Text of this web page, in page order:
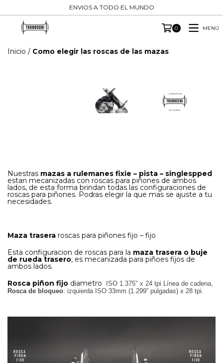
ENVIOS A TODO EL MUNDO
0 MENÚ
Inicio / Como elegir las roscas de las mazas
Nuestras mazas a rulemanes fixie – pista – singlespped
estan mecanizadas con roscas para piñones de ambos
lados, de esta forma brindan todas las configuraciones de
roscas para piñones. Podras elegir la que mas se ajuste a tu
necesidades.
Maza trasera roscas para piñones fijo – fijo
Esta configuracion de roscas para la maza trasera o buje
de rueda trasero, es mecanizada para piñoes fijos de
ambos lados.
Rosca piñon fijo diametro
ISO 1.375" x 24 tpi Línea de cadena,
Rosca de bloqueo: izquierda ISO 33mm (1.299” pulgadas) x 28 tpi.